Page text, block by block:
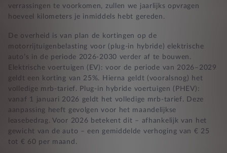
verrassingen te voorkomen, zullen we jaarlijks opvragen
hoeveel kilometers je inmiddels hebt gereden.
De overheid is van plan de kortingen op de
motorrijtuigenbelasting voor (plug-in hybride) elektrische
auto’s in de periode 2026-2030 verder af te bouwen.
Elektrische voertuigen (EV): voor de periode van 2026–2029
geldt een korting van 25%. Hierna geldt (vooralsnog) het
volledige mrb-tarief. Plug-in hybride voertuigen (PHEV):
vanaf 1 januari 2026 geldt het volledige mrb-tarief. Deze
aanpassing heeft gevolgen voor het maandelijkse
leasebedrag. Voor 2026 betekent dit – afhankelijk van het
gewicht van de auto – een gemiddelde verhoging van € 25
tot € 60 per maand.